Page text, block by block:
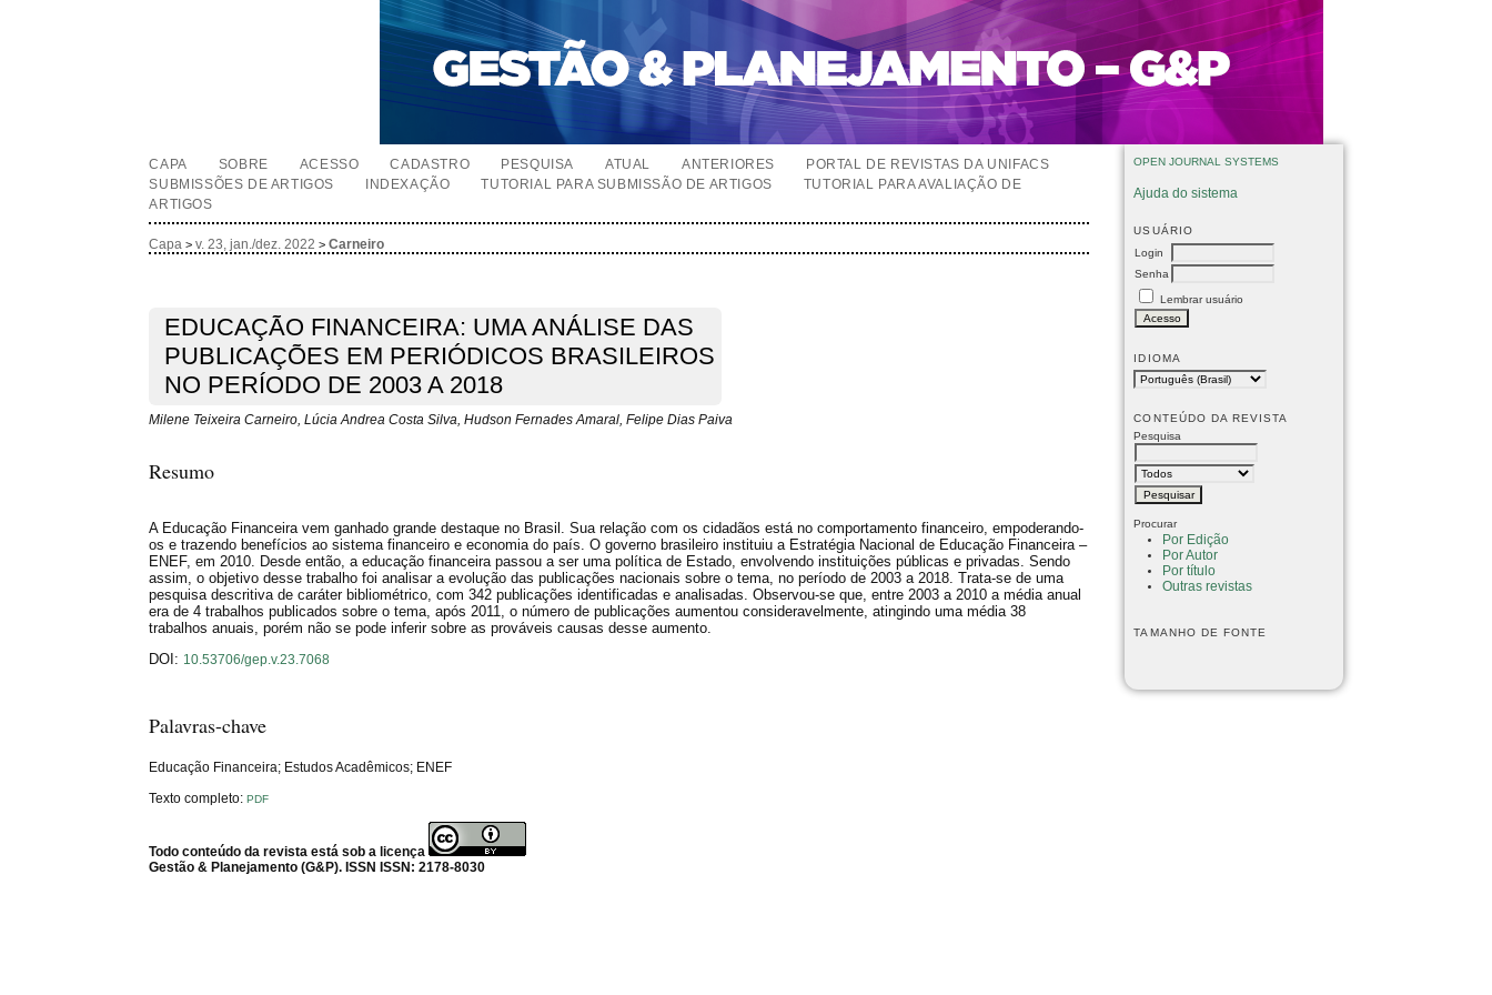
OPEN JOURNAL SYSTEMS
Ajuda do sistema
USUÁRIO
Login
Senha
Lembrar usuário
IDIOMA
CONTEÚDO DA REVISTA
Pesquisa
Procurar
Por Edição
Por Autor
Por título
Outras revistas
TAMANHO DE FONTE
CAPA SOBRE ACESSO CADASTRO PESQUISA ATUAL ANTERIORES
PORTAL DE REVISTAS DA UNIFACS
SUBMISSÕES DE ARTIGOS
INDEXAÇÃO TUTORIAL PARA SUBMISSÃO DE ARTIGOS
TUTORIAL PARA AVALIAÇÃO DE
ARTIGOS
Capa >v. 23, jan./dez. 2022 >Carneiro
EDUCAÇÃO FINANCEIRA: UMA ANÁLISE DAS
PUBLICAÇÕES EM PERIÓDICOS BRASILEIROS
NO PERÍODO DE 2003 A 2018
Milene Teixeira Carneiro, Lúcia Andrea Costa Silva, Hudson Fernades Amaral, Felipe Dias Paiva
Resumo
A Educação Financeira vem ganhado grande destaque no Brasil. Sua relação com os cidadãos está no comportamento financeiro, empoderando-
os e trazendo benefícios ao sistema financeiro e economia do país. O governo brasileiro instituiu a Estratégia Nacional de Educação Financeira –
ENEF, em 2010. Desde então, a educação financeira passou a ser uma política de Estado, envolvendo instituições públicas e privadas. Sendo
assim, o objetivo desse trabalho foi analisar a evolução das publicações nacionais sobre o tema, no período de 2003 a 2018. Trata-se de uma
pesquisa descritiva de caráter bibliométrico, com 342 publicações identificadas e analisadas. Observou-se que, entre 2003 a 2010 a média anual
era de 4 trabalhos publicados sobre o tema, após 2011, o número de publicações aumentou consideravelmente, atingindo uma média 38
trabalhos anuais, porém não se pode inferir sobre as prováveis causas desse aumento.
DOI: 10.53706/gep.v.23.7068
Palavras-chave
Educação Financeira; Estudos Acadêmicos; ENEF
Texto completo:PDF
Todo conteúdo da revista está sob a licença
Gestão & Planejamento (G&P). ISSN ISSN: 2178-8030